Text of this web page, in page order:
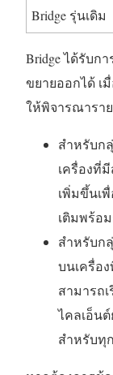
Bridge รุ่นเดิม
Bridge ได้รับก
ขยายออกได้ เ
ให้พิจารณารา
สำหรับก
เครื่องที่
เพิ่มขึ้นเ
เติมพร้อ
สำหรับก
บนเครื่อ
สามารถ
ไคลเอ็น
สำหรับทุ